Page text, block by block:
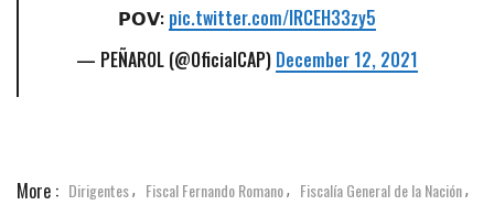
𝗣𝗢𝗩: pic.twitter.com/IRCEH33zy5
— PEÑAROL (@OficialCAP) December 12, 2021
More : Dirigentes, Fiscal Fernando Romano, Fiscalía General de la Nación,